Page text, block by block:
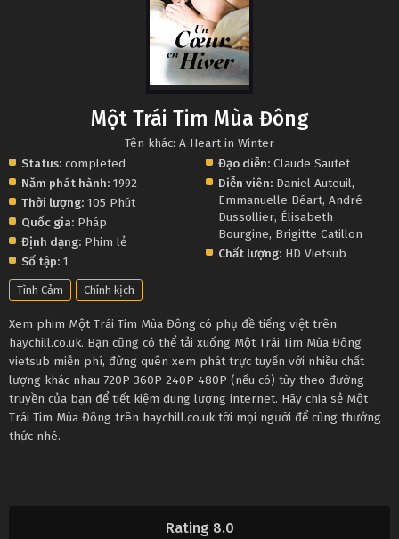
Rating 8.0
Một Trái Tim Mùa Đông
Tên khác: A Heart in Winter
Status: completed
Năm phát hành: 1992
Thời lượng: 105 Phút
Quốc gia: Pháp
Định dạng: Phim lẻ
Số tập: 1
Đạo diễn: Claude Sautet
Diễn viên: Daniel Auteuil,
Emmanuelle Béart,André
Dussollier, Élisabeth
Bourgine, Brigitte Catillon
Chất lượng: HD Vietsub
Tình Cảm Chính kịch
Xem phim Một Trái Tim Mùa Đông có phụ đề tiếng việt trên
haychill.co.uk. Bạn cũng có thể tải xuống Một Trái Tim Mùa Đông
vietsub miễn phí, đừng quên xem phát trực tuyến với nhiều chất
lượng khác nhau 720P 360P 240P 480P (nếu có) tùy theo đường
truyền của bạn để tiết kiệm dung lượng internet. Hãy chia sẻ Một
Trái Tim Mùa Đông trên haychill.co.uk tới mọi người để cùng thưởng
thức nhé.